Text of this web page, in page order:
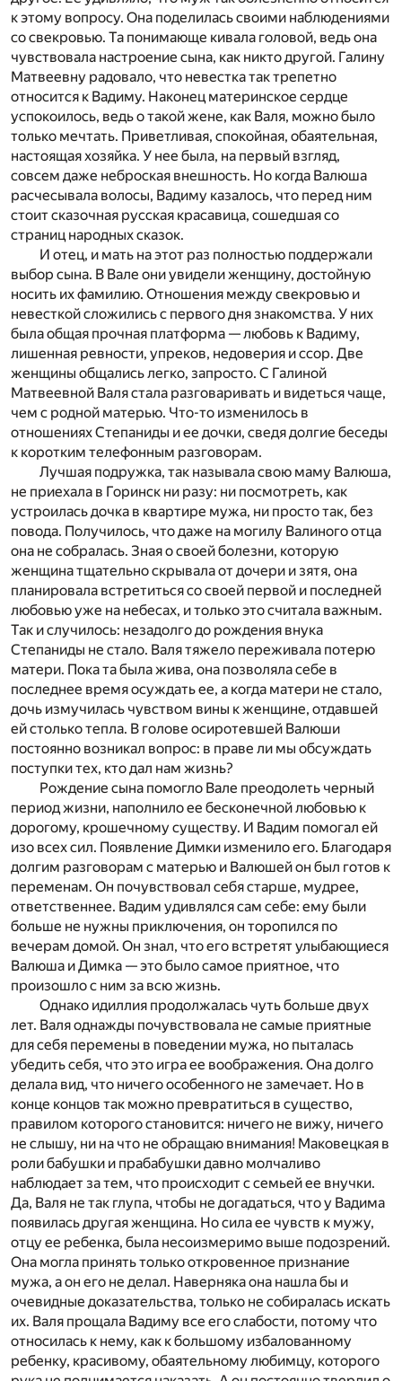
к этому вопросу. Она поделилась своими наблюдениями
со свекровью. Та понимающе кивала головой, ведь она
чувствовала настроение сына, как никто другой. Галину
Матвеевну радовало, что невестка так трепетно
относится к Вадиму. Наконец материнское сердце
успокоилось, ведь о такой жене, как Валя, можно было
только мечтать. Приветливая, спокойная, обаятельная,
настоящая хозяйка. У нее была, на первый взгляд,
совсем даже неброская внешность. Но когда Валюша
расчесывала волосы, Вадиму казалось, что перед ним
стоит сказочная русская красавица, сошедшая со
страниц народных сказок.
И отец, и мать на этот раз полностью поддержали
выбор сына. В Вале они увидели женщину, достойную
носить их фамилию. Отношения между свекровью и
невесткой сложились с первого дня знакомства. У них
была общая прочная платформа — любовь к Вадиму,
лишенная ревности, упреков, недоверия и ссор. Две
женщины общались легко, запросто. С Галиной
Матвеевной Валя стала разговаривать и видеться чаще,
чем с родной матерью. Что-то изменилось в
отношениях Степаниды и ее дочки, сведя долгие беседы
к коротким телефонным разговорам.
Лучшая подружка, так называла свою маму Валюша,
не приехала в Горинск ни разу: ни посмотреть, как
устроилась дочка в квартире мужа, ни просто так, без
повода. Получилось, что даже на могилу Валиного отца
она не собралась. Зная о своей болезни, которую
женщина тщательно скрывала от дочери и зятя, она
планировала встретиться со своей первой и последней
любовью уже на небесах, и только это считала важным.
Так и случилось: незадолго до рождения внука
Степаниды не стало. Валя тяжело переживала потерю
матери. Пока та была жива, она позволяла себе в
последнее время осуждать ее, а когда матери не стало,
дочь измучилась чувством вины к женщине, отдавшей
ей столько тепла. В голове осиротевшей Валюши
постоянно возникал вопрос: в праве ли мы обсуждать
поступки тех, кто дал нам жизнь?
Рождение сына помогло Вале преодолеть черный
период жизни, наполнило ее бесконечной любовью к
дорогому, крошечному существу. И Вадим помогал ей
изо всех сил. Появление Димки изменило его. Благодаря
долгим разговорам с матерью и Валюшей он был готов к
переменам. Он почувствовал себя старше, мудрее,
ответственнее. Вадим удивлялся сам себе: ему были
больше не нужны приключения, он торопился по
вечерам домой. Он знал, что его встретят улыбающиеся
Валюша и Димка — это было самое приятное, что
произошло с ним за всю жизнь.
Однако идиллия продолжалась чуть больше двух
лет. Валя однажды почувствовала не самые приятные
для себя перемены в поведении мужа, но пыталась
убедить себя, что это игра ее воображения. Она долго
делала вид, что ничего особенного не замечает. Но в
конце концов так можно превратиться в существо,
правилом которого становится: ничего не вижу, ничего
не слышу, ни на что не обращаю внимания! Маковецкая в
роли бабушки и прабабушки давно молчаливо
наблюдает за тем, что происходит с семьей ее внучки.
Да, Валя не так глупа, чтобы не догадаться, что у Вадима
появилась другая женщина. Но сила ее чувств к мужу,
отцу ее ребенка, была несоизмеримо выше подозрений.
Она могла принять только откровенное признание
мужа, а он его не делал. Наверняка она нашла бы и
очевидные доказательства, только не собиралась искать
их. Валя прощала Вадиму все его слабости, потому что
относилась к нему, как к большому избалованному
ребенку, красивому, обаятельному любимцу, которого